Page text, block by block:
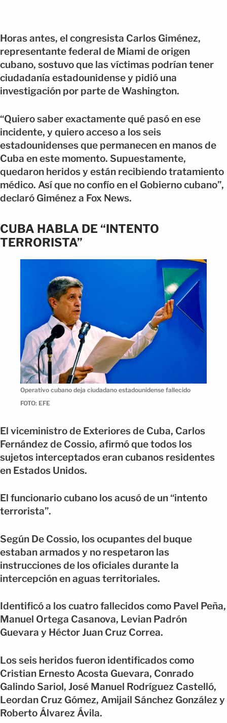
Horas antes, el congresista Carlos Giménez,
representante federal de Miami de origen
cubano, sostuvo que las víctimas podrían tener
ciudadanía estadounidense y pidió una
investigación por parte de Washington.
“Quiero saber exactamente qué pasó en ese
incidente, y quiero acceso a los seis
estadounidenses que permanecen en manos de
Cuba en este momento. Supuestamente,
quedaron heridos y están recibiendo tratamiento
médico. Así que no confío en el Gobierno cubano”,
declaró Giménez a Fox News.
CUBA HABLA DE “INTENTO
TERRORISTA”
Operativo cubano deja ciudadano estadounidense fallecido
FOTO: EFE
El viceministro de Exteriores de Cuba, Carlos
Fernández de Cossio, afirmó que todos los
sujetos interceptados eran cubanos residentes
en Estados Unidos.
El funcionario cubano los acusó de un “intento
terrorista”.
Según De Cossio, los ocupantes del buque
estaban armados y no respetaron las
instrucciones de los oficiales durante la
intercepción en aguas territoriales.
Identificó a los cuatro fallecidos como Pavel Peña,
Manuel Ortega Casanova, Levian Padrón
Guevara y Héctor Juan Cruz Correa.
Los seis heridos fueron identificados como
Cristian Ernesto Acosta Guevara, Conrado
Galindo Sariol, José Manuel Rodríguez Castelló,
Leordan Cruz Gómez, Amijail Sánchez González y
Roberto Álvarez Ávila.